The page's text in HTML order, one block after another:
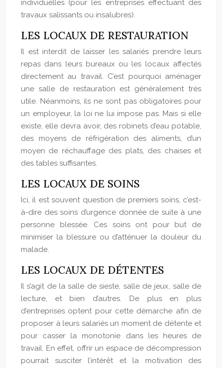
individuelles (pour les entreprises effectuant des
travaux salissants ou insalubres).
LES LOCAUX DE RESTAURATION
Il est interdit de laisser les salariés prendre leurs
repas dans leurs bureaux ou les locaux affectés
directement au travail. C’est pourquoi aménager
une salle de restauration est généralement très
utile. Néanmoins, ils ne sont pas obligatoires pour
un employeur, la loi ne lui impose pas. Mais si elle
existe, elle devra avoir, des robinets d’eau potable,
des moyens de réfrigération des aliments, d’un
moyen de réchauffage des plats, des chaises et
des tables suffisantes.
LES LOCAUX DE SOINS
Ici, il est souvent question de premiers soins, c’est-
à-dire des soins d’urgence donnée de suite à une
personne blessée. Ces soins ont pour but de
minimiser la blessure ou d’atténuer la douleur du
malade.
LES LOCAUX DE DÉTENTES
Il s’agit de la salle de sieste, salle de jeux, salle de
lecture, et bien d’autres. De plus en plus
d’entreprises optent pour cette démarche afin de
proposer à leurs salariés un moment de détente et
pour casser la monotonie dans les heures de
travail. En effet, offrir un espace de décompression
pourrait susciter l’intérêt et la motivation des